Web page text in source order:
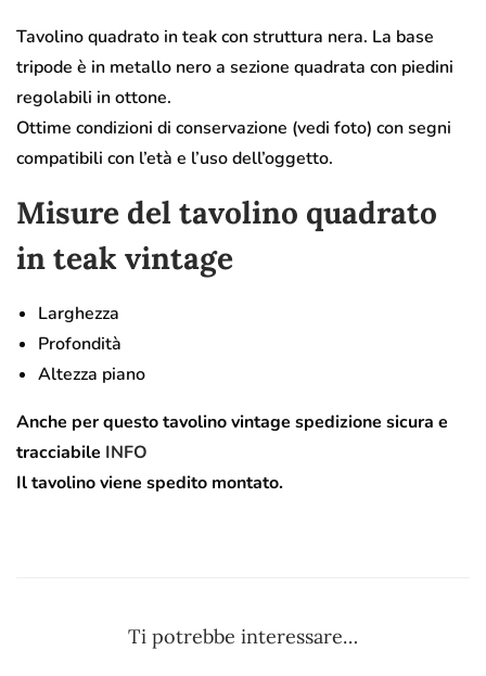
Tavolino quadrato in teak con struttura nera. La base
tripode è in metallo nero a sezione quadrata con piedini
regolabili in ottone.
Ottime condizioni di conservazione (vedi foto) con segni
compatibili con l’età e l’uso dell’oggetto.
Misure del tavolino quadrato
in teak vintage
Larghezza
Profondità
Altezza piano
Anche per questo tavolino vintage spedizione sicura e
tracciabile INFO
Il tavolino viene spedito montato.
Ti potrebbe interessare…